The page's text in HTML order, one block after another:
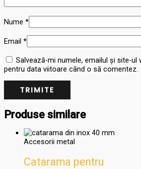
Nume *
Email *
Salvează-mi numele, emailul și site-
pentru data viitoare când o să comentez.
Produse similare
Accesorii metal
Catarama pentru